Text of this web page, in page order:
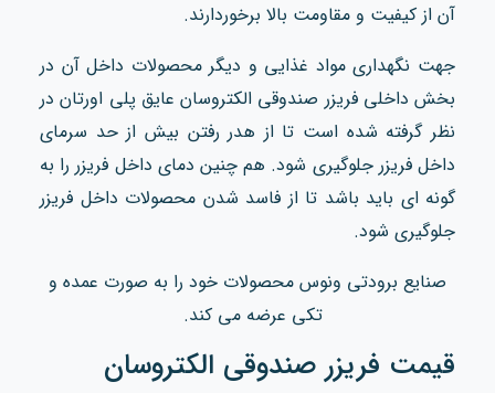
آن از کیفیت و مقاومت بالا برخوردارند.
جهت نگهداری مواد غذایی و دیگر محصولات داخل آن در
بخش داخلی فریزر صندوقی الکتروسان عایق پلی اورتان در
نظر گرفته شده است تا از هدر رفتن بیش از حد سرمای
داخل فریزر جلوگیری شود. هم چنین دمای داخل فریزر را به
گونه ای باید باشد تا از فاسد شدن محصولات داخل فریزر
جلوگیری شود.
صنایع برودتی ونوس محصولات خود را به صورت عمده و
تکی عرضه می کند.
قیمت فریزر صندوقی الکتروسان